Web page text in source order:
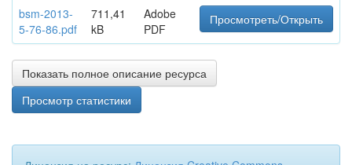
bsm-2013-
5-76-86.pdf
711,41
kB
Adobe
PDF
Просмотреть/Открыть
Показать полное описание ресурса
Просмотр статистики